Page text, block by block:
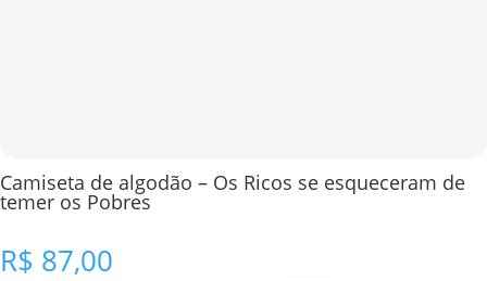
Camiseta de algodão – Os Ricos se esqueceram de
temer os Pobres
R$ 87,00